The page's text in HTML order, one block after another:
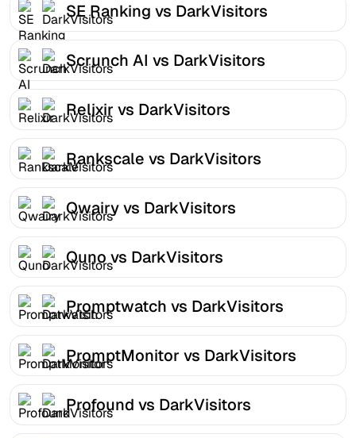
SE Ranking vs DarkVisitors
Scrunch AI vs DarkVisitors
Relixir vs DarkVisitors
Rankscale vs DarkVisitors
Qwairy vs DarkVisitors
Quno vs DarkVisitors
Promptwatch vs DarkVisitors
PromptMonitor vs DarkVisitors
Profound vs DarkVisitors